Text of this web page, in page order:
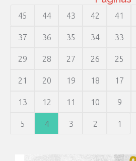
45 44 43 42 41
37 36 35 34 33
29 28 27 26 25
21 20 19 18 17
13 12 11 10 9
5 4 3 2 1